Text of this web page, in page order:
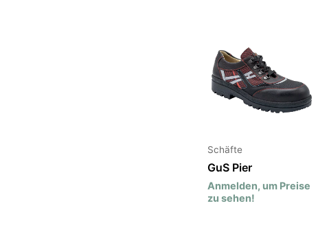
Schäfte
GuS Pier
Anmelden, um Preise
zu sehen!